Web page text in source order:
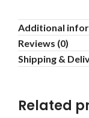
Additional
Reviews (0)
Shipping &
Related